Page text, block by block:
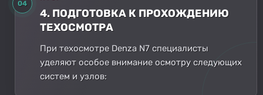
04
4. ПОДГОТОВКА К ПРОХОЖДЕНИЮ
ТЕХОСМОТРА
При техосмотре Denza N7 специалисты
уделяют особое внимание осмотру следующих
систем и узлов: